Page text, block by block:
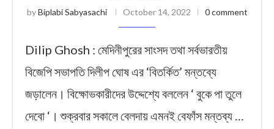
byBiplabi Sabyasachi October 14, 2022 0 comment
Dilip Ghosh : মেদিনীপুরের সাংসদ তথা সর্বভারতীয়
বিজেপি সভাপতি দিলীপ ঘোষ এর ‘বিতর্কিত’ মন্তব্যে
জড়ালেন। বিক্ষোভকারীদের উদ্দেশ্যে বললেন ‘ বুকে পা তুলে
দেবো ‘। শুক্রবার সকালে বেলদায় এমনই বেফাঁস মন্তব্য …